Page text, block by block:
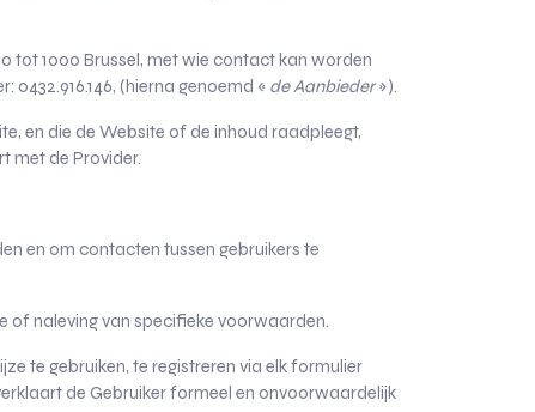
tot 1000 Brussel, met wie contact kan worden
(hierna genoemd « de Aanbieder»).
en die de Website of de inhoud raadpleegt,
met de Provider.
en om contacten tussen gebruikers te
of naleving van specifieke voorwaarden.
te gebruiken, te registreren via elk formulier
de Gebruiker formeel en onvoorwaardelijk